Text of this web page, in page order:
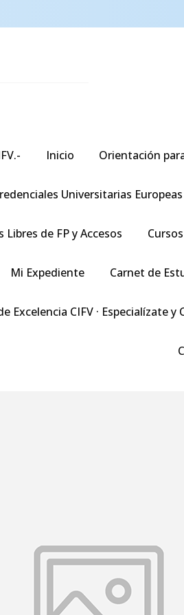
Inicio Orientación
Universitarias Europeas
Libres de FP y Accesos
Mi Expediente Carnet de
Excelencia CIFV · Especialízate